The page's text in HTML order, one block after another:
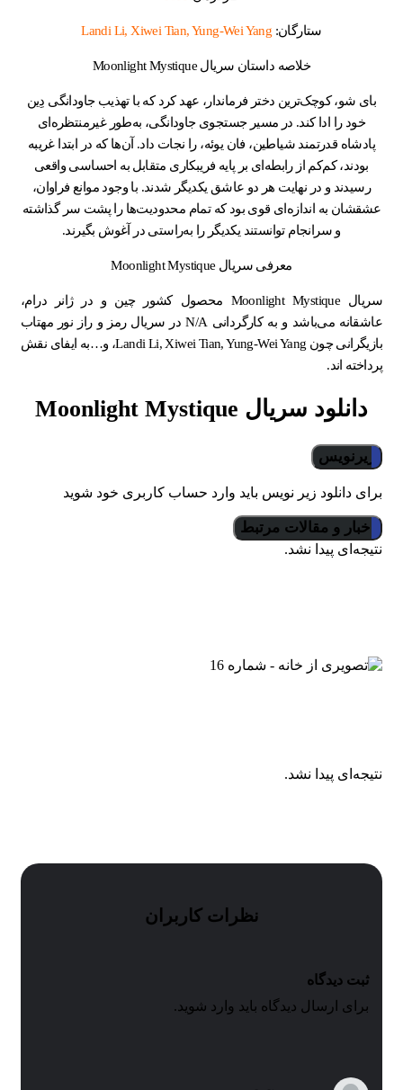
ستارگان: Landi Li, Xiwei Tian, Yung-Wei Yang
خلاصه داستان سریال Moonlight Mystique
بای شو، کوچک‌ترین دختر فرماندار، عهد کرد که با تهذیب جاودانگی دِین
خود را ادا کند. در مسیر جستجوی جاودانگی، به‌طور غیرمنتظره‌ای
پادشاه قدرتمند شیاطین، فان یوئه، را نجات داد. آن‌ها که در ابتدا غریبه
بودند، کم‌کم از رابطه‌ای بر پایه فریبکاری متقابل به احساسی واقعی
رسیدند و در نهایت هر دو عاشق یکدیگر شدند. با وجود موانع فراوان،
عشقشان به اندازه‌ای قوی بود که تمام محدودیت‌ها را پشت سر گذاشته
و سرانجام توانستند یکدیگر را به‌راستی در آغوش بگیرند.
معرفی سریال Moonlight Mystique
سریال Moonlight Mystique محصول کشور چین و در ژانر درام،
عاشقانه می‌باشد و به کارگردانی N/A در سریال رمز و راز نور مهتاب
بازیگرانی چون Landi Li, Xiwei Tian, Yung-Wei Yang، و…به ایفای نقش
پرداخته اند.
دانلود سریال Moonlight Mystique
زیرنویس
برای دانلود زیر نویس باید وارد حساب کاربری خود شوید
اخبار و مقالات مرتبط
نتیجه‌ای پیدا نشد.
نتیجه‌ای پیدا نشد.
نظرات کاربران
ثبت دیدگاه
برای ارسال دیدگاه باید وارد شوید.